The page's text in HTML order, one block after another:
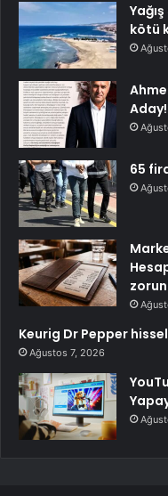
kötü
Aday!
65
Keurig Dr Pepper
Ağustos 7, 2026